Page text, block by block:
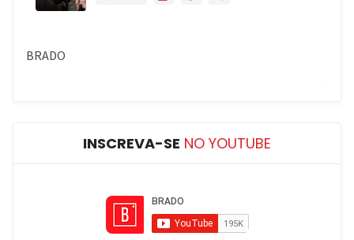
INSCREVA-SE NO YOUTUBE